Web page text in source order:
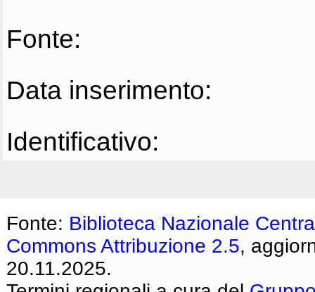
Fonte:
Data inserimento:
Identificativo:
Fonte: Biblioteca Nazionale
Commons Attribuzione 2.5,
20.11.2025.